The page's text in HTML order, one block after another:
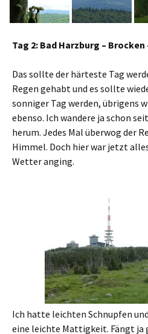
Tag 2: Bad Harzburg –
Das sollte der härteste Tag
Regen gehabt und es sollte
sonniger Tag werden, übrigens
ebenso. Ich wandere ja schon
herum. Jedes Mal überwog der
Himmel. Doch hier war jetzt
Wetter anging.
Ich hatte leichten Schnupfen
eine leichte Mattigkeit. Fängt ja